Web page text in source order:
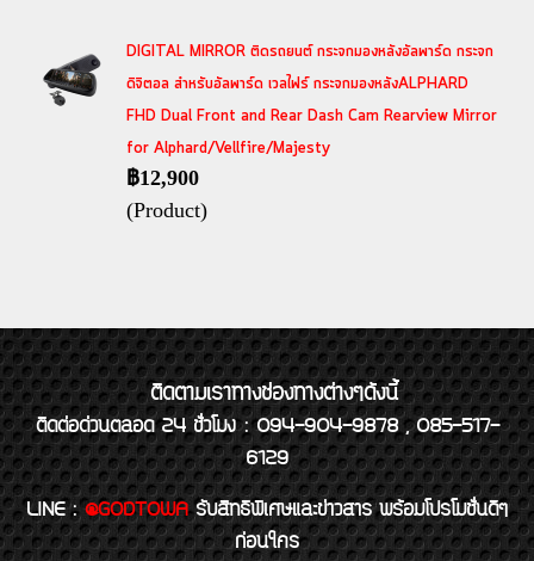
DIGITAL MIRROR ติดรถยนต์ กระจกมองหลังอัลพาร์ด กระจก
ดิจิตอล สำหรับอัลพาร์ด เวลไฟร์ กระจกมองหลังALPHARD
FHD Dual Front and Rear Dash Cam Rearview Mirror
for Alphard/Vellfire/Majesty
฿12,900
(Product)
ติดตามเราทางช่องทางต่างๆดังนี้
ติดต่อด่วนตลอด 24 ชั่วโมง : 094-904-9878 , 085-517-
6129
LINE : @GODTOWA รับสิทธิพิเศษและข่าวสาร พร้อมโปรโมชั่นดีๆ
ก่อนใคร